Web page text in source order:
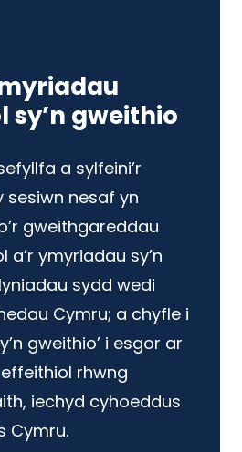
gweithio
a sylfeini’r
sesiwn nesaf yn
gweithgareddau
ymyriadau sy’n
sydd wedi
Cymru; a chyfle i
gweithio’ i esgor ar
rhwng
iechyd cyhoeddus
Cymru.